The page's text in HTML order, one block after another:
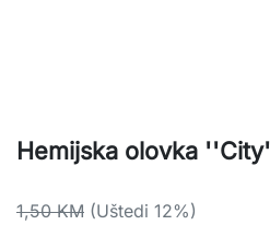
Hemijska olovka
1,50 KM (Uštedi 12%)